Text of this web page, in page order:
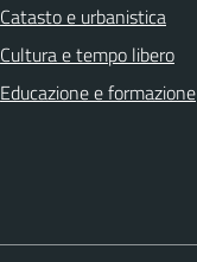
Catasto e urbanistica
Cultura e tempo libero
Educazione e formazione